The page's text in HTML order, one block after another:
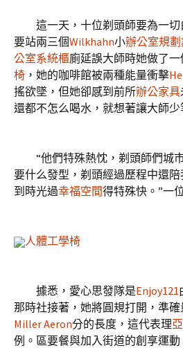
這一天，十位剃頭師要為一切
要站兩三個Wilkhahn小辦公室規
公室系統櫃廁延誤大師時她做了
椅 ，她的咖啡館被兩種能量衝擊
搖欲墜，但她卻感到前所辦公家具
還都不怎么喝水，就想著讓大師少
“他們特殊熱忱，剃頭師們城
要什么發型，剃頭經過歷程中還
到時光過幸福空間得特殊快。”一
人體工學椅
據悉，愛心思發隊是Enjoy121
那時社接著，她將圓規打開，準
Miller Aeron分的長度，這代表理
例。區要餐與加入街道的創享運